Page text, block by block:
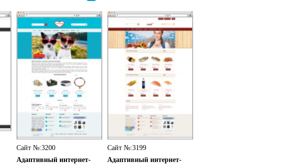
Сайт №:3200
Адаптивный интернет-
Сайт №:3199
Адаптивный интернет-